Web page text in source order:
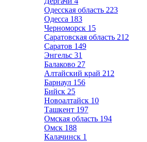
Одесская область 223
Одесса 183
Черноморск 15
Саратовская область 212
Саратов 149
Энгельс 31
Балаково 27
Алтайский край 212
Барнаул 156
Бийск 25
Новоалтайск 10
Ташкент 197
Омская область 194
Омск 188
Калачинск 1